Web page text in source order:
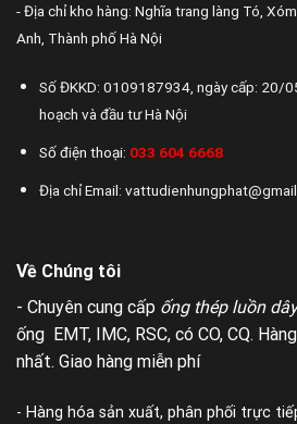
- Địa chỉ kho hàng: Nghĩa trang làng Tó,
Anh, Thành phố Hà Nội
Số ĐKKD: 0109187934, ngày cấp: 20/
hoạch và đầu tư Hà Nội
Số điện thoại: 033 604 6668
Địa chỉ Email:
Về Chúng tôi
- Chuyên cung cấp ống thép luồn
ống EMT, IMC, RSC, có CO, CQ.
nhất. Giao hàng miễn phí
- Hàng hóa sản xuất, phân phối trực